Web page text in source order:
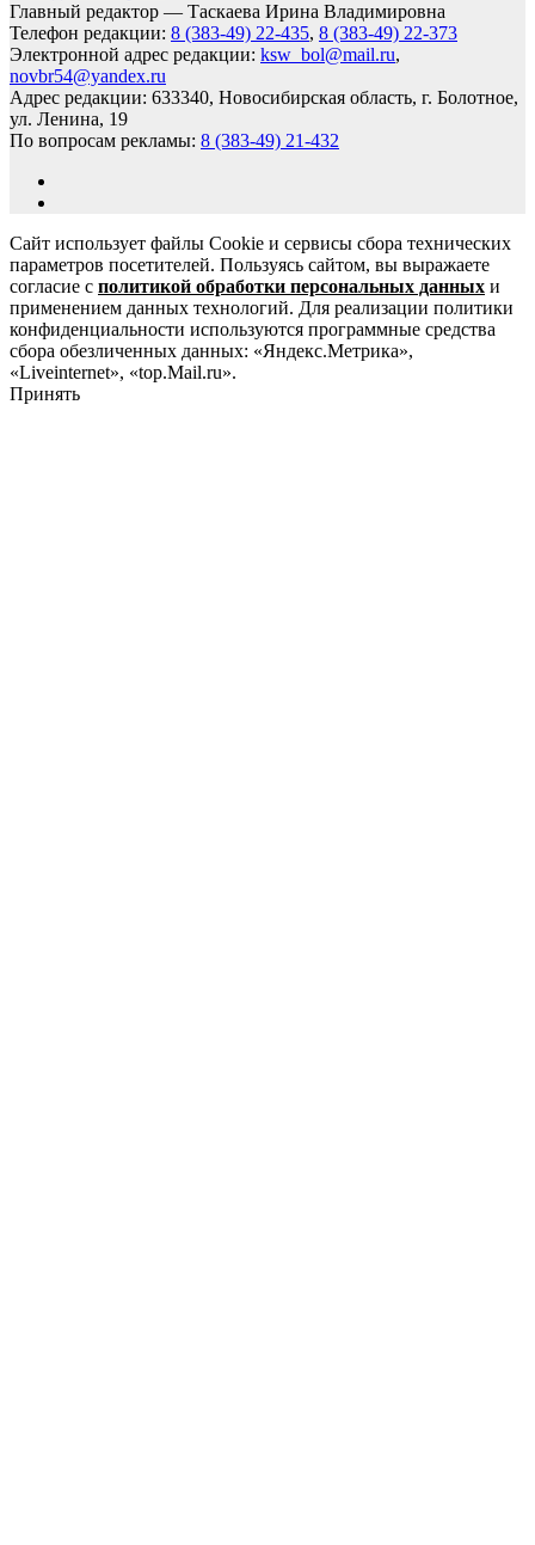
Главный редактор — Таскаева Ирина Владимировна
Телефон редакции: 8 (383-49) 22-435, 8 (383-49) 22-373
Электронной адрес редакции: ksw_bol@mail.ru,
novbr54@yandex.ru
Адрес редакции: 633340, Новосибирская область, г. Болотное,
ул. Ленина, 19
По вопросам рекламы: 8 (383-49) 21-432
Сайт использует файлы Cookie и сервисы сбора технических
параметров посетителей. Пользуясь сайтом, вы выражаете
согласие с политикой обработки персональных данных и
применением данных технологий. Для реализации политики
конфиденциальности используются программные средства
сбора обезличенных данных: «Яндекс.Метрика»,
«Liveinternet», «top.Mail.ru».
Принять